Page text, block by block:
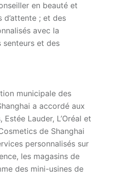
en beauté et
d’attente ; et des
avec la
senteurs et des
municipale des
a accordé aux
Lauder, L’Oréal et
de Shanghai
personnalisés sur
les magasins de
des mini-usines de